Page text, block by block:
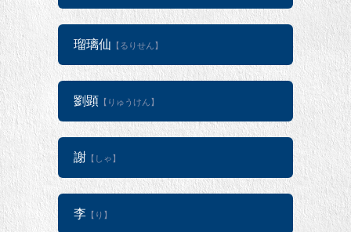
瑠璃仙 【るりせん】
劉顕 【りゅうけん】
謝 【しゃ】
李 【り】